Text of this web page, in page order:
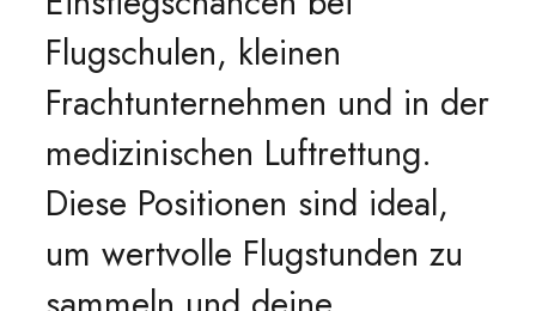
Flugschulen, kleinen
Frachtunternehmen und in der
medizinischen Luftrettung.
Diese Positionen sind ideal,
um wertvolle Flugstunden zu